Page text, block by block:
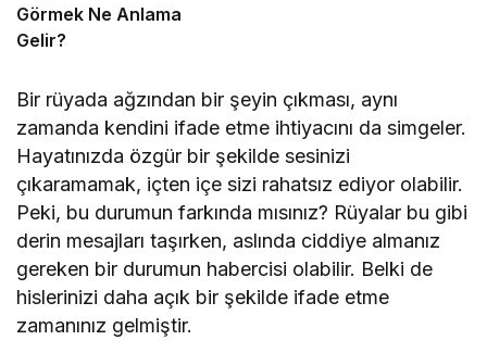
Görmek Ne Anlama
Gelir?
Bir rüyada ağzından bir şeyin çıkması, aynı
zamanda kendini ifade etme ihtiyacını da simgeler.
Hayatınızda özgür bir şekilde sesinizi
çıkaramamak, içten içe sizi rahatsız ediyor olabilir.
Peki, bu durumun farkında mısınız? Rüyalar bu gibi
derin mesajları taşırken, aslında ciddiye almanız
gereken bir durumun habercisi olabilir. Belki de
hislerinizi daha açık bir şekilde ifade etme
zamanınız gelmiştir.